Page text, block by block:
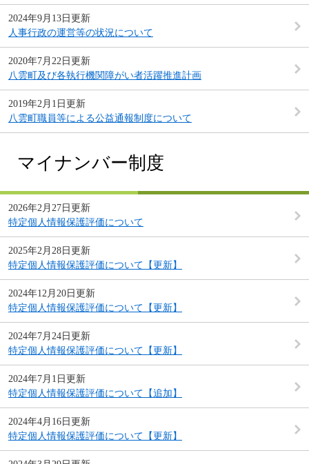
2024年9月13日更新
人事行政の運営等の状況について
2020年7月22日更新
八雲町及び各執行機関障がい者活躍推進計画
2019年2月1日更新
八雲町職員等による公益通報制度について
マイナンバー制度
2026年2月27日更新
特定個人情報保護評価について
2025年2月28日更新
特定個人情報保護評価について【更新】
2024年12月20日更新
特定個人情報保護評価について【更新】
2024年7月24日更新
特定個人情報保護評価について【更新】
2024年7月1日更新
特定個人情報保護評価について【追加】
2024年4月16日更新
特定個人情報保護評価について【更新】